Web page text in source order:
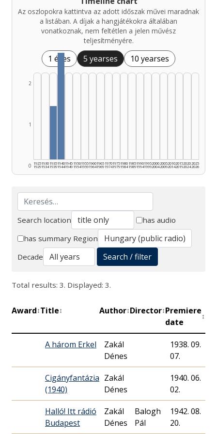
Az oszlopokra kattintva az adott időszak művei maradnak
a listában. A díjak a hangjátékokra általában
vonatkoznak, nem feltétlen a jelen művész
teljesítményére.
1 éves 5 yearses 10 yearses
0
1
2
1925
1929
1930
1934
1935
1939
1940
1944
1945
1949
1950
1954
1955
1959
1960
1964
1965
1969
1970
1974
1975
1979
1980
1984
1985
1989
1990
1994
1995
1999
2000
2004
2005
2009
2010
2014
2015
2019
2020
2024
2025
2026
Search
Search location
has audio
has summary Region
Decade
Search / filter
Total results: 3. Displayed: 3.
Award↕Title↕ Author↕Director↕Premiere
date
↕
A három Erkel
Zakál
Dénes
1938. 09.
07.
Cigányfantázia
(1940)
Zakál
Dénes
1940. 06.
02.
Halló! Itt rádió
Budapest
Zakál
Dénes
Balogh
Pál
1942. 08.
20.